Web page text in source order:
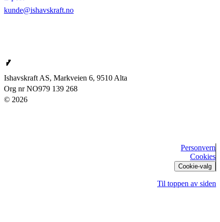
kunde@ishavskraft.no
Ishavskraft AS
Ishavskraft AS, Markveien 6, 9510 Alta
Org nr NO979 139 268
© 2026
Personvern
Cookies
Cookie-valg
Til toppen av siden